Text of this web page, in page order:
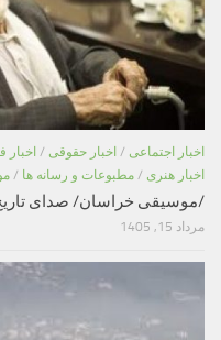
اخبار اجتماعی / اخبار حقوقی /
اخبار هنری / مطبوعات و رسانه ها /
/موسیقی خراسان/ صدای
مرداد 15, 1405